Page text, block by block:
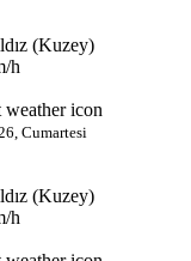
(Kuzey)
h
Cumartesi
(Kuzey)
h